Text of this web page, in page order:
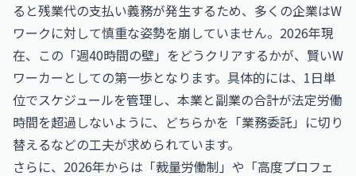
ると残業代の支払い義務が発生するため、多くの企業はW
ワークに対して慎重な姿勢を崩していません。2026年現
在、この「週40時間の壁」をどうクリアするかが、賢いW
ワーカーとしての第一歩となります。具体的には、1日単
位でスケジュールを管理し、本業と副業の合計が法定労働
時間を超過しないように、どちらかを「業務委託」に切り
替えるなどの工夫が求められています。
さらに、2026年からは「裁量労働制」や「高度プロフェ